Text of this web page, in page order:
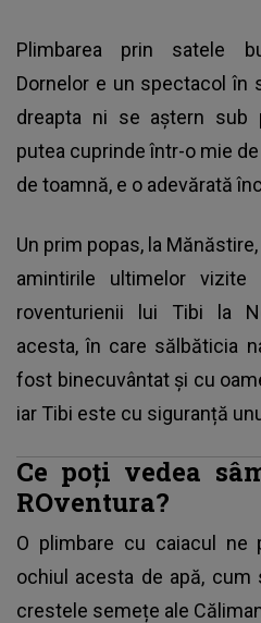
Plimbarea prin satele
Dornelor e un spectacol în
dreapta ni se aștern sub
putea cuprinde într-o mie
de toamnă, e o adevărată
Un prim popas, la
amintirile ultimelor
roventurienii lui Tibi la
acesta, în care sălbăticia
fost binecuvântat și cu
iar Tibi este cu siguranță
Ce poți vedea
ROventura?
O plimbare cu caiacul ne
ochiul acesta de apă, cum
crestele semețe ale